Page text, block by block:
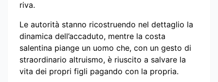
riva.
Le autorità stanno ricostruendo nel dettaglio la
dinamica dell’accaduto, mentre la costa
salentina piange un uomo che, con un gesto di
straordinario altruismo, è riuscito a salvare la
vita dei propri figli pagando con la propria.